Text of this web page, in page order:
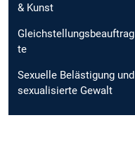
& Kunst
Gleichstellungsbeauftrag
te
Sexuelle Belästigung und
sexualisierte Gewalt